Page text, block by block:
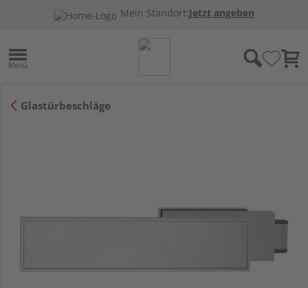
Mein Standort:Jetzt angeben
Glastürbeschläge